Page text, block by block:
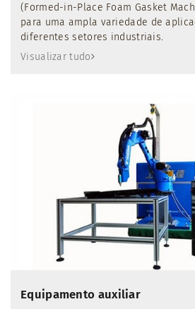
(Formed-in-Place Foam Gasket
para uma ampla variedade de
diferentes setores industriais.
Visualizar tudo
Equipamento auxiliar